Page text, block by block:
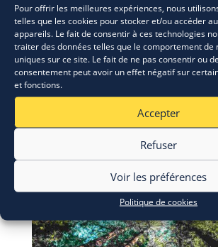
Pour offrir les meilleures expériences, nous
telles que les cookies pour stocker et/ou accéder
appareils. Le fait de consentir à ces technologies
traiter des données telles que le comportement de
uniques sur ce site. Le fait de ne pas consentir ou
consentement peut avoir un effet négatif sur
et fonctions.
Accepter
Refuser
Voir les préférences
Politique de cookies